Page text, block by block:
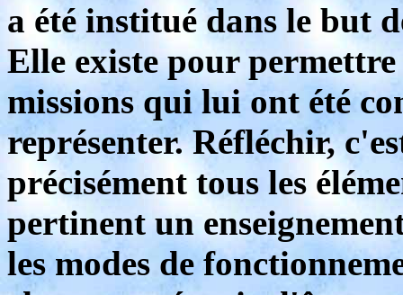
a été institué dans le but
Elle existe pour
missions qui lui ont été
représenter. Réfléchir,
précisément tous les
pertinent un
les modes de